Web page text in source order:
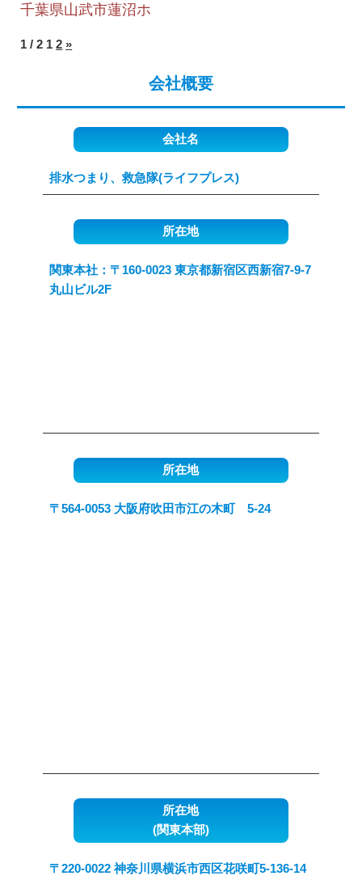
千葉県山武市蓮沼ホ
1 / 2 1 2 »
会社概要
会社名
排水つまり、救急隊(ライフプレス)
所在地
関東本社：〒160-0023 東京都新宿区西新宿7-9-7
丸山ビル2F
所在地
〒564-0053 大阪府吹田市江の木町 5-24
所在地
(関東本部)
〒220-0022 神奈川県横浜市西区花咲町5-136-14